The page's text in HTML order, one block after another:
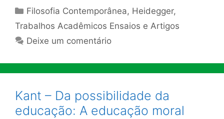
Categorias
Filosofia Contemporânea, Heidegger,
Trabalhos Acadêmicos Ensaios e Artigos
Deixe um comentário
Kant – Da possibilidade da
educação: A educação moral